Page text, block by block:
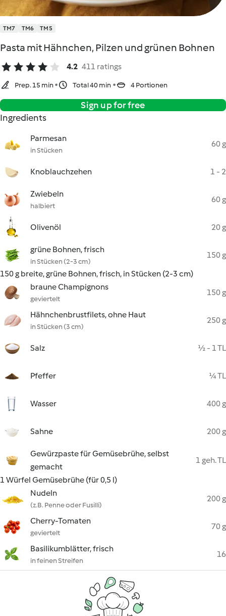
TM7 TM6 TM5
Pasta mit Hähnchen, Pilzen und grünen Bohnen
4.2 411 ratings
Prep. 15 min Total 40 min 4 Portionen
Sign up for free
Ingredients
Parmesan
in Stücken
60 g
Knoblauchzehen 1 - 2
Zwiebeln
halbiert
60 g
Olivenöl 20 g
grüne Bohnen, frisch
in Stücken (2-3 cm)
150 g
150 g breite, grüne Bohnen, frisch, in Stücken (2-3 cm)
braune Champignons
geviertelt
150 g
Hähnchenbrustfilets, ohne Haut
in Stücken (3 cm)
250 g
Salz ½ - 1 TL
Pfeffer ¼ TL
Wasser 400 g
Sahne 200 g
Gewürzpaste für Gemüsebrühe, selbst
gemacht
1 geh. TL
1 Würfel Gemüsebrühe (für 0,5 l)
Nudeln
(z.B. Penne oder Fusilli)
200 g
Cherry-Tomaten
geviertelt
70 g
Basilikumblätter, frisch
in feinen Streifen
16